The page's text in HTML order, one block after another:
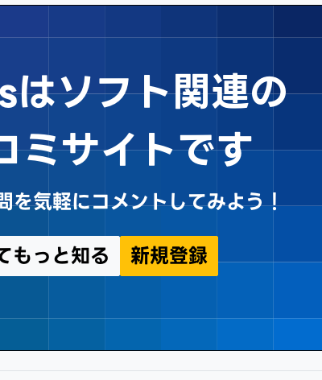
ソフト関連の
ミサイトです
気軽にコメントしてみよう！
っと知る
新規登録